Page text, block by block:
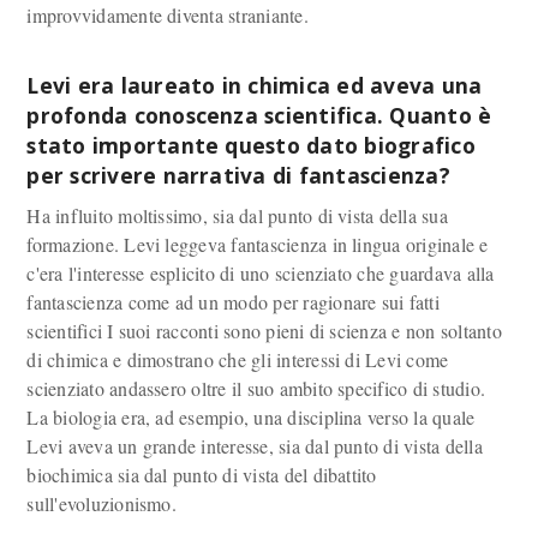
improvvidamente diventa straniante.
Levi era laureato in chimica ed aveva una
profonda conoscenza scientifica. Quanto è
stato importante questo dato biografico
per scrivere narrativa di fantascienza?
Ha influito moltissimo, sia dal punto di vista della sua
formazione. Levi leggeva fantascienza in lingua originale e
c'era l'interesse esplicito di uno scienziato che guardava alla
fantascienza come ad un modo per ragionare sui fatti
scientifici I suoi racconti sono pieni di scienza e non soltanto
di chimica e dimostrano che gli interessi di Levi come
scienziato andassero oltre il suo ambito specifico di studio.
La biologia era, ad esempio, una disciplina verso la quale
Levi aveva un grande interesse, sia dal punto di vista della
biochimica sia dal punto di vista del dibattito
sull'evoluzionismo.